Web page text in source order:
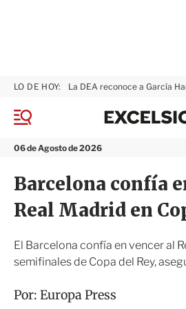
M
n
06 de Agosto de 2026
LO DE HOY: La DEA reconoce a García
Barcelona confía
Real Madrid en
El Barcelona confía en vencer al
semifinales de Copa del Rey,
Por: Europa Press